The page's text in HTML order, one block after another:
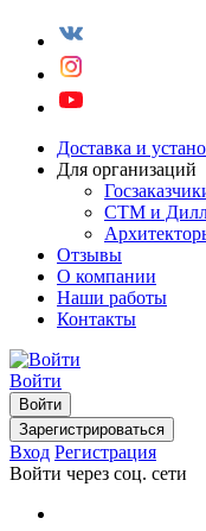
Доставка и
Для организаций
СТМ и
Отзывы
О компании
Наши работы
Контакты
Войти
Войти
Зарегистрироваться
Вход Регистрация
Войти через соц. сети